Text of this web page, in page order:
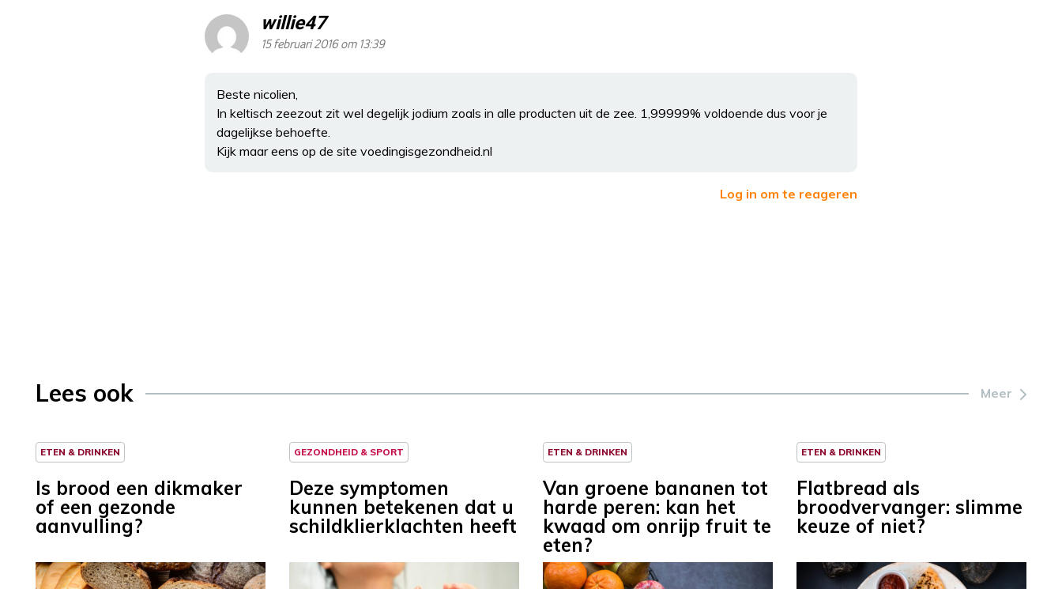
willie47
15 februari 2016 om 13:39
Beste nicolien,
In keltisch zeezout zit wel degelijk jodium zoals in alle producten uit de zee. 1,99999% voldoende dus voor je
dagelijkse behoefte.
Kijk maar eens op de site voedingisgezondheid.nl
Log in om te reageren
Lees ook Meer
ETEN & DRINKEN
Is brood een dikmaker
of een gezonde
aanvulling?
GEZONDHEID & SPORT
Deze symptomen
kunnen betekenen dat u
schildklierklachten heeft
ETEN & DRINKEN
Van groene bananen tot
harde peren: kan het
kwaad om onrijp fruit te
eten?
ETEN & DRINKEN
Flatbread als
broodvervanger: slimme
keuze of niet?